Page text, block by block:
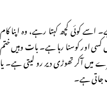
کوئی کچھ کہتا رہے، وہ اپنا کام
اور کوسنا رہا ہے۔ بات وہیں ختم
میں آکر تھوڑی دیر رو لیتی ہے۔ یا
جاتی ہے۔